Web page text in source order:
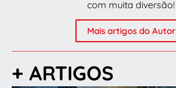
com muita diversão!
Mais artigos do Autor
+ ARTIGOS